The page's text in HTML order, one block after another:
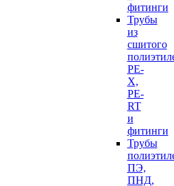
фитинги
Трубы
из
сшитого
PE-
X,
PE-
RT
и
фитинги
Трубы
ПЭ,
ПНД,